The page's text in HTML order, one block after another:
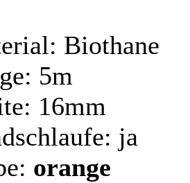
Biothane
5m
16mm
ja
orange